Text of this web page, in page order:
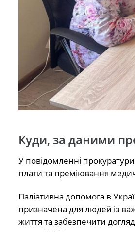
Куди, за даними
У повідомленні
плати та преміювання
Паліативна допомога в
призначена для людей із
життя та забезпечити